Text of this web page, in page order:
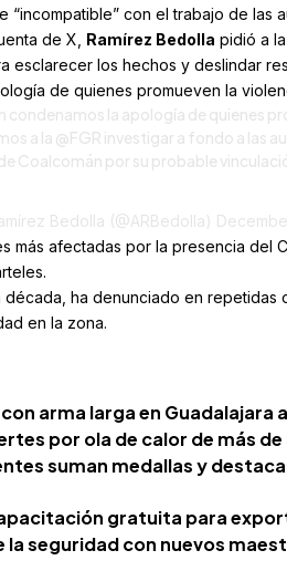
“incompatible” con el trabajo de las
de X, Ramírez Bedolla pidió a
esclarecer los hechos y deslindar
de quienes promueven la
condenamos la apología de quienes
a la @FGR investigar a fondo a las
Coalcomán por su probable
Bedolla (@ARBedolla)
más afectadas por la presencia del
década, ha denunciado en
en la zona.
arma larga en Guadalajara
por ola de calor de más
suman medallas y
gratuita para
seguridad con nuevos